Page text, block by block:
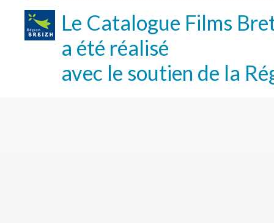
Le Catalogue Films
a été réalisé
avec le soutien de la